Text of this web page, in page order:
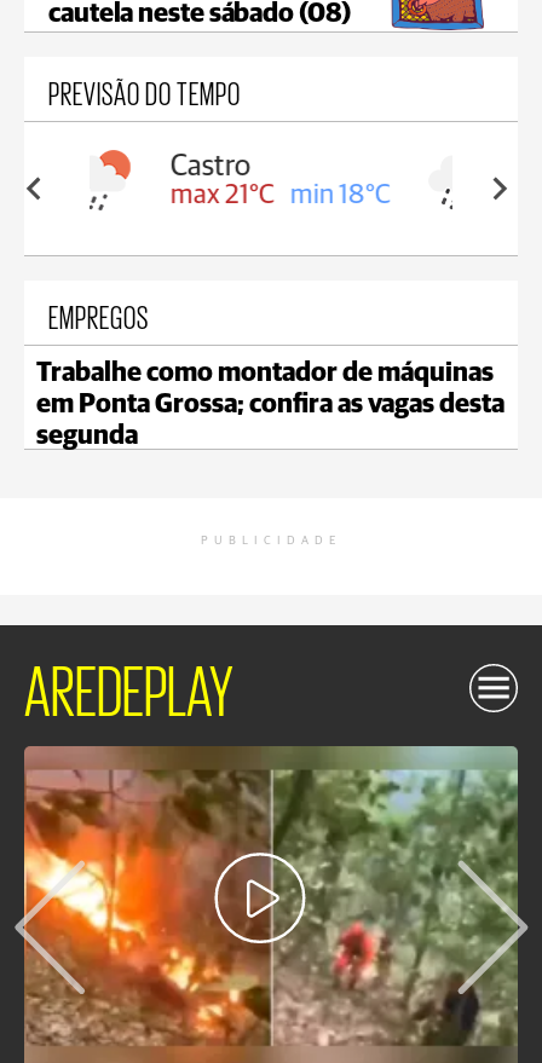
cautela neste sábado (08)
PREVISÃO DO TEMPO
18°C
Carambeí
max 20°C min 18°C
EMPREGOS
Trabalhe como montador de máquinas
em Ponta Grossa; confira as vagas desta
segunda
PUBLICIDADE
AREDEPLAY